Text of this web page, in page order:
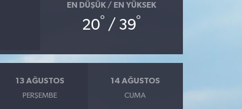
EN DÜŞÜK / EN YÜKSEK
20° / 39°
13 AĞUSTOS
PERŞEMBE
14 AĞUSTOS
CUMA